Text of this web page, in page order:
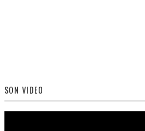
SON VIDEO